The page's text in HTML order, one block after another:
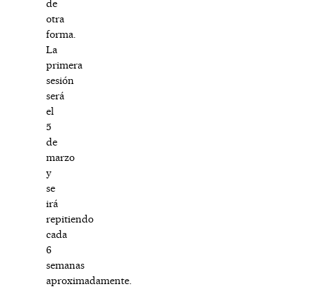
de
otra
forma.
La
primera
sesión
será
el
5
de
marzo
y
se
irá
repitiendo
cada
6
semanas
aproximadamente.